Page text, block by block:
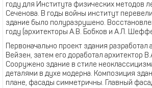
году для Института физических методов
Сеченова. В годы войны институт
здание было полуразрушено.
году (архитекторы А.В. Бобков и А.Л.
Первоначально проект здания разработал
Вейзен, затем его доработал архитектор
Сооружено здание в стиле
деталями в духе модерна. Композиция
плане, фасады симметричны. Главный